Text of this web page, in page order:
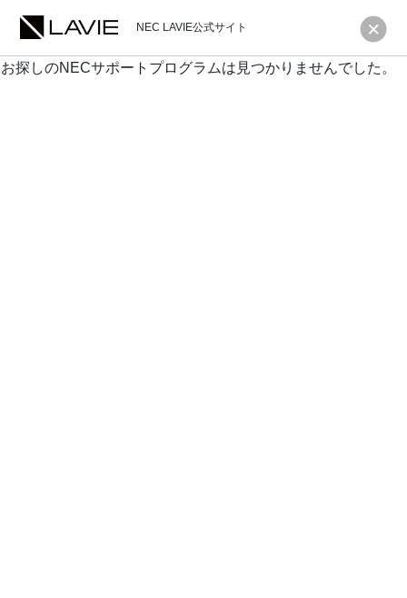
NEC LAVIE公式サイト
お探しのNECサポートプログラムは見つかりませんでした。